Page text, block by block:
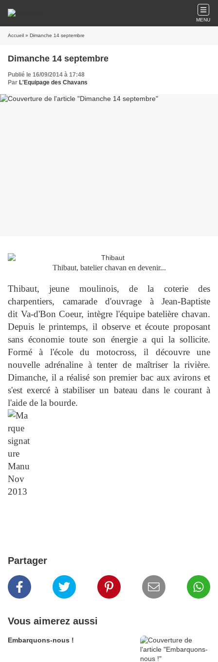
MENU
Accueil » Dimanche 14 septembre
Dimanche 14 septembre
Publié le 16/09/2014 à 17:48
Par L'Equipage des Chavans
Thibaut, batelier chavan en devenir...
Thibaut, jeune moulinois, de la coterie des
charpentiers, camarade d'ouvrage à Jean-Baptiste
dit Va-d'Bon Coeur, intègre l'équipe batelière chavan.
Depuis le printemps, il observe et écoute proposant
sans économie toute son énergie a qui la sollicite.
Formé à l'école du motocross, il découvre une
nouvelle adrénaline à tenter de maîtriser la rivière.
Dimanche, il a réalisé son premier bac aux avirons et
s'est exercé à stabiliser un bateau dans le courant à
l'aide de la bourde.
Partager
Vous aimerez aussi
Embarquons-nous !